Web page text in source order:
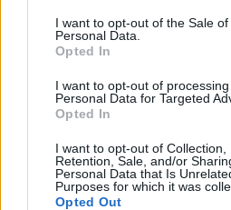
I want to opt-out of the Sale of
Personal Data.
Opted In
I want to opt-out of
Personal Data for Targeted
Opted In
I want to opt-out of Collection,
Retention, Sale, and/or
Personal Data that Is
Purposes for which it was
Opted Out
Tags: Ηράκλειο
Σαμαράς
Σχετικά Άρθρα